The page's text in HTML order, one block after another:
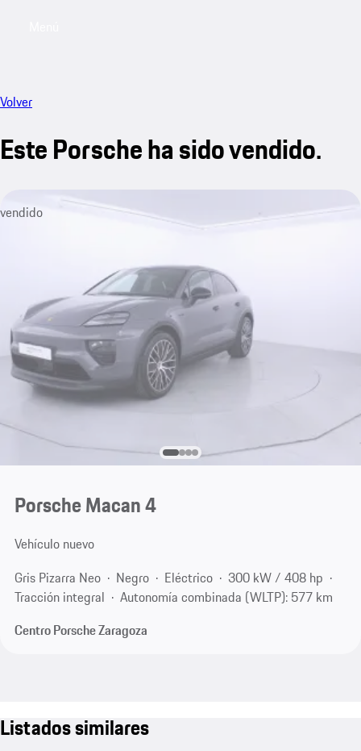
Volver
Este Porsche ha sido vendido.
vendido
Porsche Macan 4
Vehículo nuevo
Gris Pizarra Neo
Negro Eléctrico
300 kW / 408 hp
Tracción integral
Autonomía combinada (WLTP): 577 km
Centro Porsche Zaragoza
Listados similares